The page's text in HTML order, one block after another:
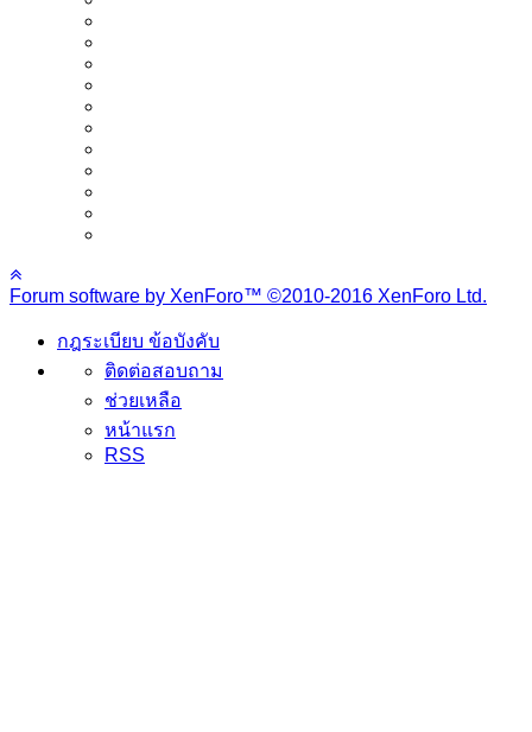
Forum software by XenForo™ ©2010-2016 XenForo Ltd.
กฎระเบียบ ข้อบังคับ
ติดต่อสอบถาม
ช่วยเหลือ
หน้าแรก
RSS